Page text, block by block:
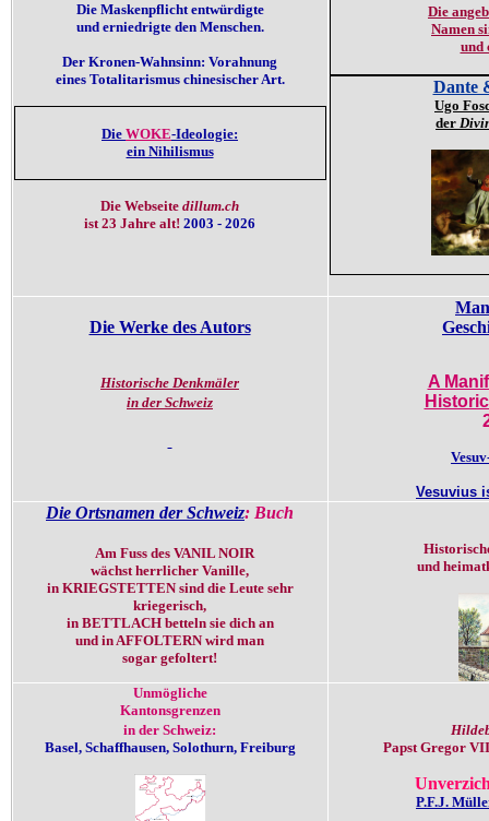
Die Maskenpflicht entwürdigte
und erniedrigte den Menschen.
Der Kronen-Wahnsinn: Vorahnung
eines Totalitarismus chinesischer Art.
Die WOKE-Ideologie:
ein Nihilismus
Die Webseite dillum.ch
ist 23 Jahre alt! 2003 - 2026
Die
Namen
und
Dante
Ugo
der
Die Werke des Autors
Historische Denkmäler
in der Schweiz
A
Vesuvius
Die Ortsnamen der Schweiz: Buch
Am Fuss des VANIL NOIR
wächst herrlicher Vanille,
in KRIEGSTETTEN sind die Leute sehr
kriegerisch,
in BETTLACH betteln sie dich an
und in AFFOLTERN wird man
sogar gefoltert!
und
Unmögliche
Kantonsgrenzen
in der Schweiz:
Basel, Schaffhausen, Solothurn, Freiburg
Papst Gregor
P.F.J.